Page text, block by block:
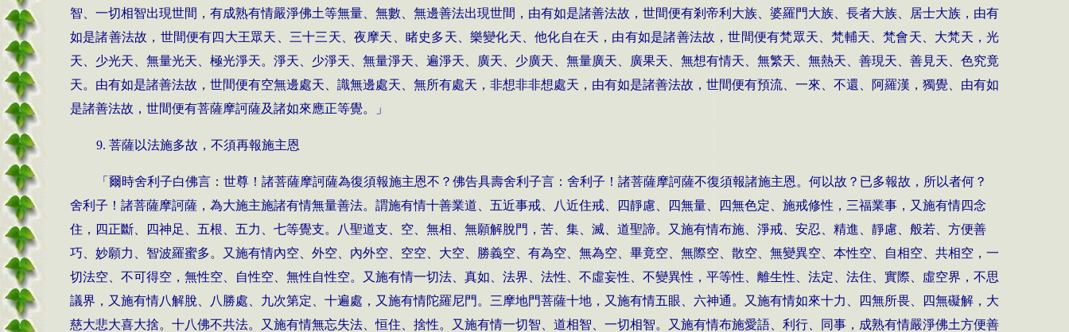
智、一切相智出現世間，有成熟有情嚴淨佛土等無量、無數、無邊善法出現世間，由有如是諸善法故，世間便有剎帝利大族、婆羅門大族、長者大族、居士大族，由有
如是諸善法故，世間便有四大王眾天、三十三天、夜摩天、睹史多天、樂變化天、他化自在天，由有如是諸善法故，世間便有梵眾天、梵輔天、梵會天、大梵天，光
天、少光天、無量光天、極光淨天。淨天、少淨天、無量淨天、遍淨天、廣天、少廣天、無量廣天、廣果天、無想有情天、無繁天、無熱天、善現天、善見天、色究竟
天。由有如是諸善法故，世間便有空無邊處天、識無邊處天、無所有處天，非想非非想處天，由有如是諸善法故，世間便有預流、一來、不還、阿羅漢，獨覺、由有如
是諸善法故，世間便有菩薩摩訶薩及諸如來應正等覺。」
9. 菩薩以法施多故，不須再報施主恩
「爾時舍利子白佛言：世尊！諸菩薩摩訶薩為復須報施主恩不？佛告具壽舍利子言：舍利子！諸菩薩摩訶薩不復須報諸施主恩。何以故？已多報故，所以者何？
舍利子！諸菩薩摩訶薩，為大施主施諸有情無量善法。謂施有情十善業道、五近事戒、八近住戒、四靜慮、四無量、四無色定、施戒修性，三福業事，又施有情四念
住，四正斷、四神足、五根、五力、七等覺支。八聖道支、空、無相、無願解脫門，苦、集、滅、道聖諦。又施有情布施、淨戒、安忍、精進、靜慮、般若、方便善
巧、妙願力、智波羅蜜多。又施有情內空、外空、內外空、空空、大空、勝義空、有為空、無為空、畢竟空、無際空、散空、無變異空、本性空、自相空、共相空，一
切法空、不可得空，無性空、自性空、無性自性空。又施有情一切法、真如、法界、法性、不虛妄性、不變異性，平等性、離生性、法定、法住、實際、虛空界，不思
議界，又施有情八解脫、八勝處、九次第定、十遍處，又施有情陀羅尼門。三摩地門菩薩十地，又施有情五眼、六神通。又施有情如來十力、四無所畏、四無礙解，大
慈大悲大喜大捨。十八佛不共法。又施有情無忘失法、恒住、捨性。又施有情一切智、道相智、一切相智。又施有情布施愛語、利行、同事，成熟有情嚴淨佛土方便善